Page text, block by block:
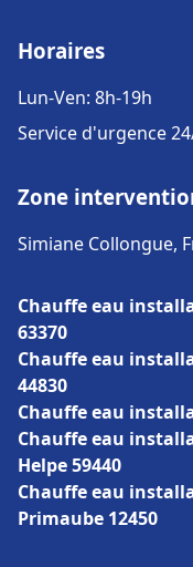
Horaires
Lun-Ven: 8h-19h
Service d'urgence
Zone
Simiane Collongue,
Chauffe eau
63370
Chauffe eau
44830
Chauffe eau
Chauffe eau
Helpe 59440
Chauffe eau
Primaube 12450